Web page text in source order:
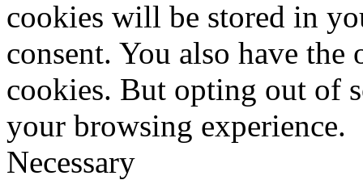
cookies will be stored in
consent. You also have
cookies. But opting out of
your browsing experience.
Necessary